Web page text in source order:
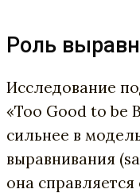
Роль
Исследование
«Too Good to be
сильнее в
выравнивания
она